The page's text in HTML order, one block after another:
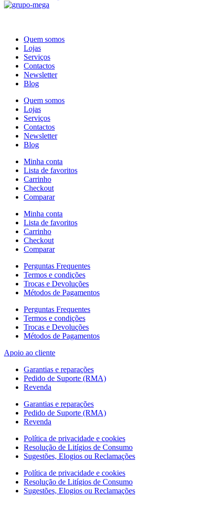
Quem somos
Lojas
Serviços
Contactos
Newsletter
Blog
Quem somos
Lojas
Serviços
Contactos
Newsletter
Blog
Minha conta
Lista de favoritos
Carrinho
Checkout
Comparar
Minha conta
Lista de favoritos
Carrinho
Checkout
Comparar
Perguntas Frequentes
Termos e condições
Trocas e Devoluções
Métodos de Pagamentos
Perguntas Frequentes
Termos e condições
Trocas e Devoluções
Métodos de Pagamentos
Apoio ao cliente
Garantias e reparações
Pedido de Suporte (RMA)
Revenda
Garantias e reparações
Pedido de Suporte (RMA)
Revenda
Política de privacidade e cookies
Resolução de Litígios de Consumo
Sugestões, Elogios ou Reclamações
Política de privacidade e cookies
Resolução de Litígios de Consumo
Sugestões, Elogios ou Reclamações